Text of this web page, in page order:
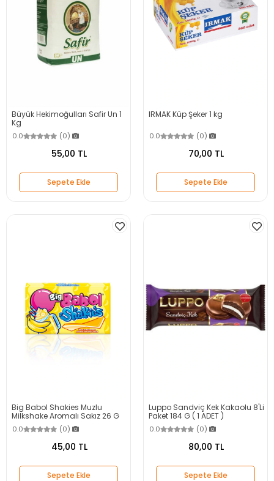
Büyük Hekimoğulları Safir Un 1
Kg
0.0 (0)
55,00 TL
Sepete Ekle
IRMAK Küp Şeker 1 kg
0.0 (0)
70,00 TL
Sepete Ekle
Big Babol Shakies Muzlu
Milkshake Aromalı Sakız 26 G
0.0 (0)
45,00 TL
Sepete Ekle
Luppo Sandviç Kek Kakaolu 8'Li
Paket 184 G ( 1 ADET )
0.0 (0)
80,00 TL
Sepete Ekle